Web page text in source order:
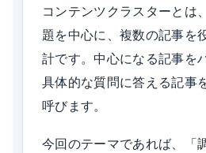
コンテンツクラスターとは
題を中心に、複数の記事を
計です。中心になる記事を
具体的な質問に答える記事
呼びます。
今回のテーマであれば、「